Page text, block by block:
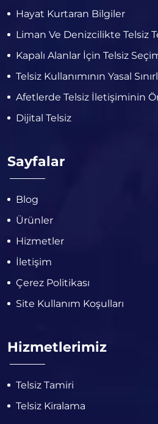
Hayat Kurtaran Bilgiler
Liman Ve Denizcilikte Telsiz
Kapalı Alanlar İçin Telsiz
Telsiz Kullanımının Yasal
Afetlerde Telsiz İletişiminin
Dijital Telsiz
Sayfalar
Blog
Ürünler
Hizmetler
İletişim
Çerez Politikası
Site Kullanım Koşulları
Hizmetlerimiz
Telsiz Tamiri
Telsiz Kiralama